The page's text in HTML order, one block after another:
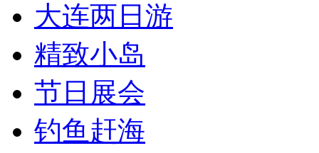
大连两日游
精致小岛
节日展会
钓鱼赶海